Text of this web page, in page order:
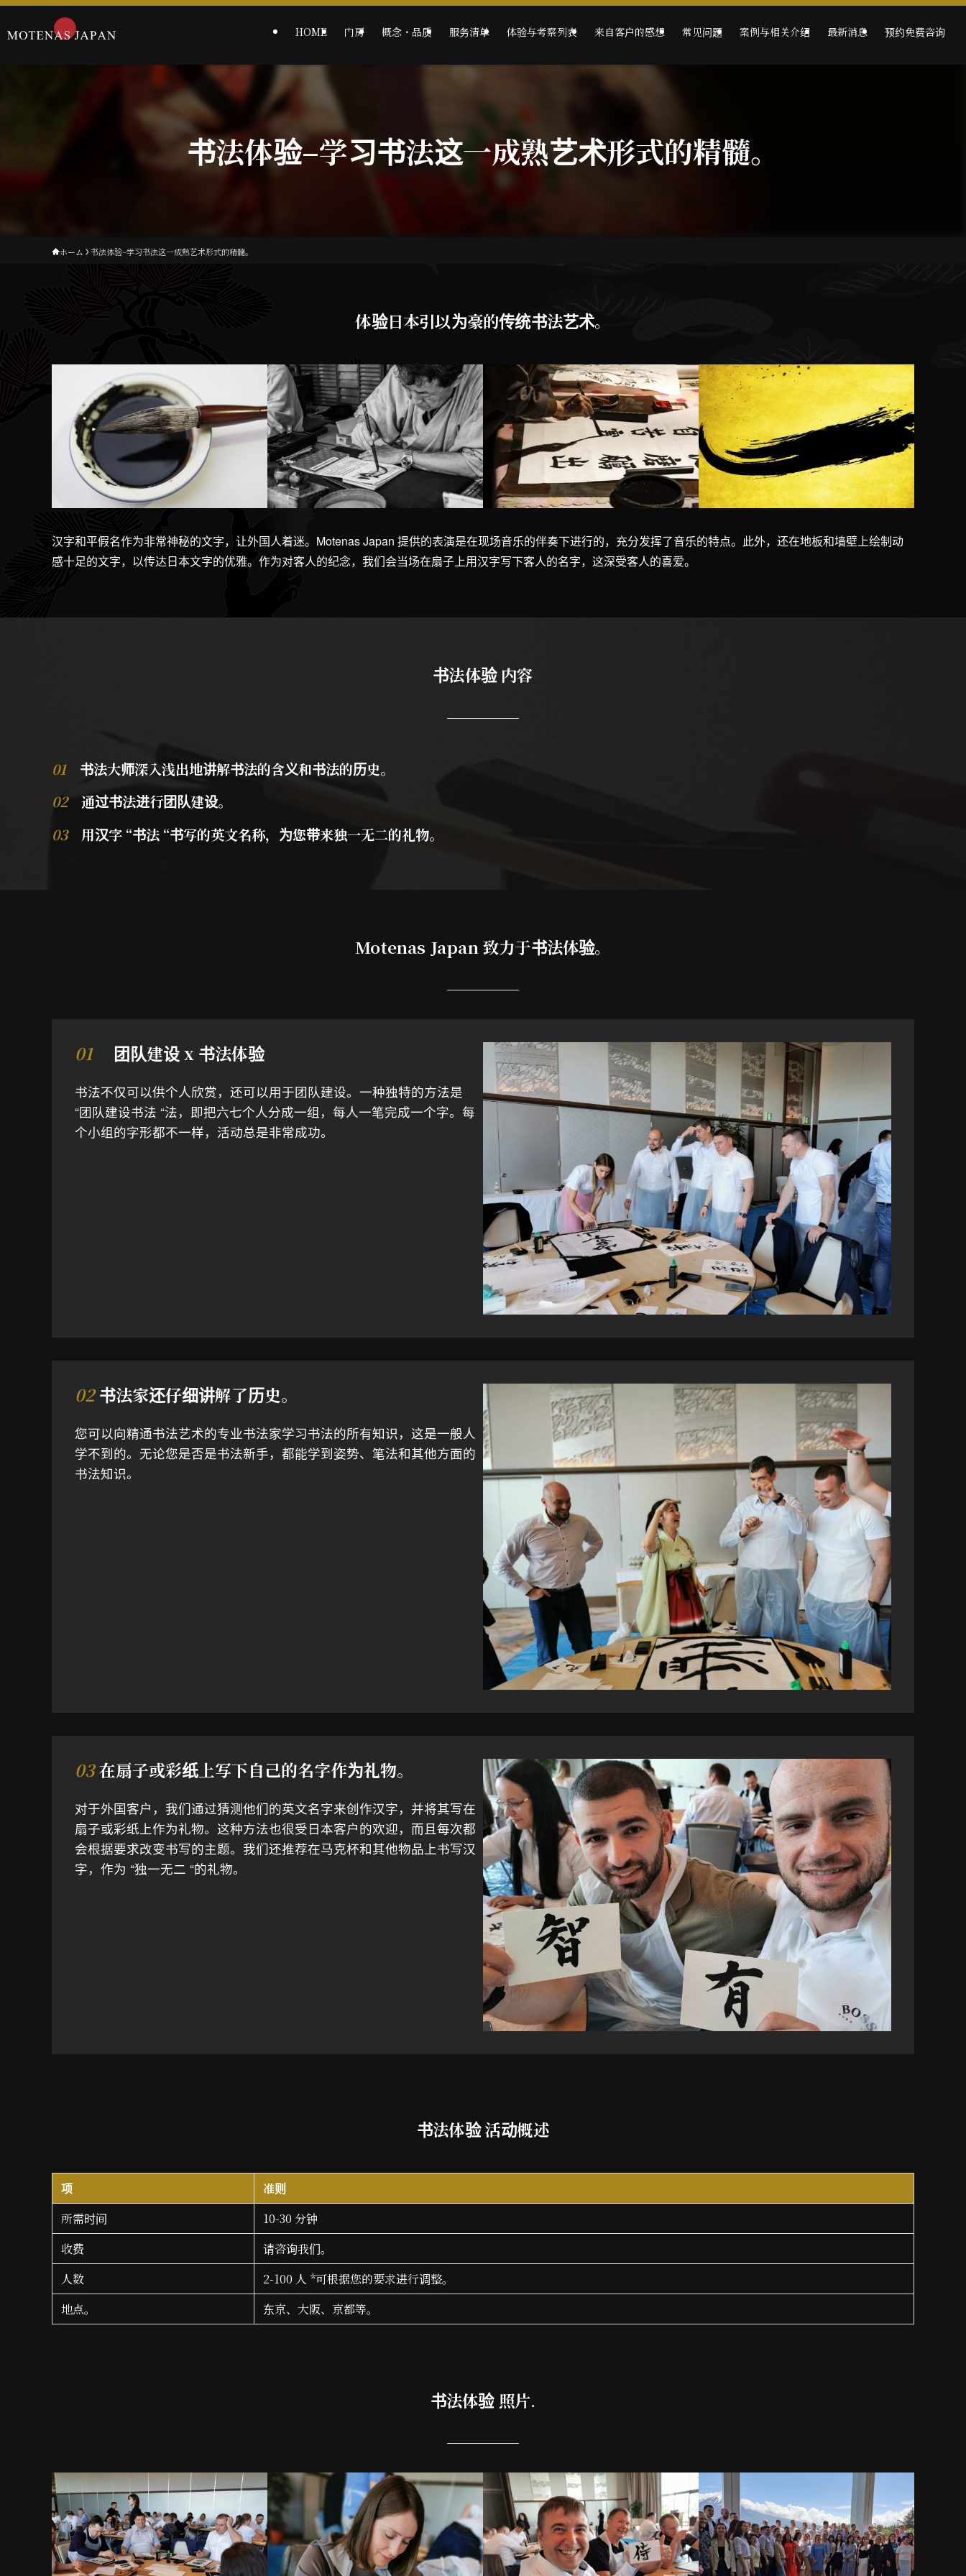
HOME 门房 概念・品质 服务清单 体验与考察列表 来自客户的感想 常见问题 案例与相关介绍 最新消息 预约免费咨询
书法体验–学习书法这一成熟艺术形式的精髓。
ホーム 书法体验–学习书法这一成熟艺术形式的精髓。
体验日本引以为豪的传统书法艺术。
汉字和平假名作为非常神秘的文字，让外国人着迷。Motenas Japan 提供的表演是在现场音乐的伴奏下进行的，充分发挥了音乐的特点。此外，还在地板和墙壁上绘制动
感十足的文字，以传达日本文字的优雅。作为对客人的纪念，我们会当场在扇子上用汉字写下客人的名字，这深受客人的喜爱。
书法体验 内容
01书法大师深入浅出地讲解书法的含义和书法的历史。
02通过书法进行团队建设。
03用汉字 “书法 “书写的英文名称，为您带来独一无二的礼物。
Motenas Japan 致力于书法体验。
01 团队建设 x 书法体验
书法不仅可以供个人欣赏，还可以用于团队建设。一种独特的方法是
“团队建设书法 “法，即把六七个人分成一组，每人一笔完成一个字。每
个小组的字形都不一样，活动总是非常成功。
02 书法家还仔细讲解了历史。
您可以向精通书法艺术的专业书法家学习书法的所有知识，这是一般人
学不到的。无论您是否是书法新手，都能学到姿势、笔法和其他方面的
书法知识。
03在扇子或彩纸上写下自己的名字作为礼物。
对于外国客户，我们通过猜测他们的英文名字来创作汉字，并将其写在
扇子或彩纸上作为礼物。这种方法也很受日本客户的欢迎，而且每次都
会根据要求改变书写的主题。我们还推荐在马克杯和其他物品上书写汉
字，作为 “独一无二 “的礼物。
书法体验 活动概述
项
准则
所需时间
10-30 分钟
收费
请咨询我们。
人数
2-100 人 *可根据您的要求进行调整。
地点。
东京、大阪、京都等。
书法体验 照片.